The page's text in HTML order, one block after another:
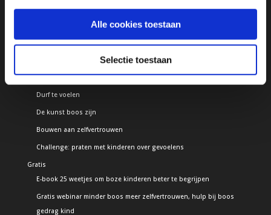
Alle cookies toestaan
Selectie toestaan
Over Sander
Programma’s voor ouders
Gelukkige kinderen, gelukkige ouders
Minder boos meer zelfvertrouwen
Toolbox boos gedrag
Durf te voelen
De kunst boos zijn
Bouwen aan zelfvertrouwen
Challenge: praten met kinderen over gevoelens
Gratis
E-book 25 weetjes om boze kinderen beter te begrijpen
Gratis webinar minder boos meer zelfvertrouwen, hulp bij boos
gedrag kind